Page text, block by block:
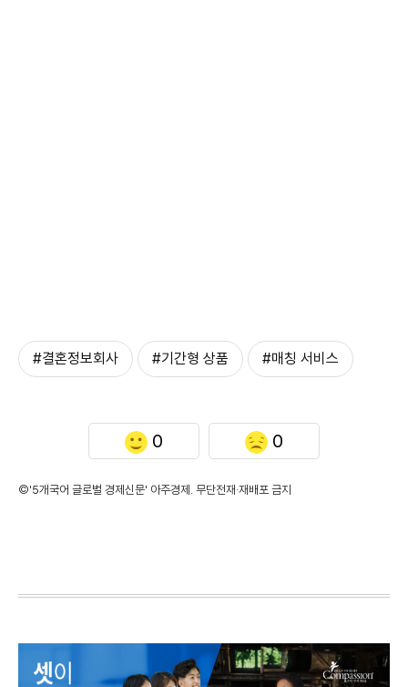
#결혼정보회사 #기간형 상품 #매칭 서비스
0 0
©'5개국어 글로벌 경제신문' 아주경제. 무단전재·재배포 금지